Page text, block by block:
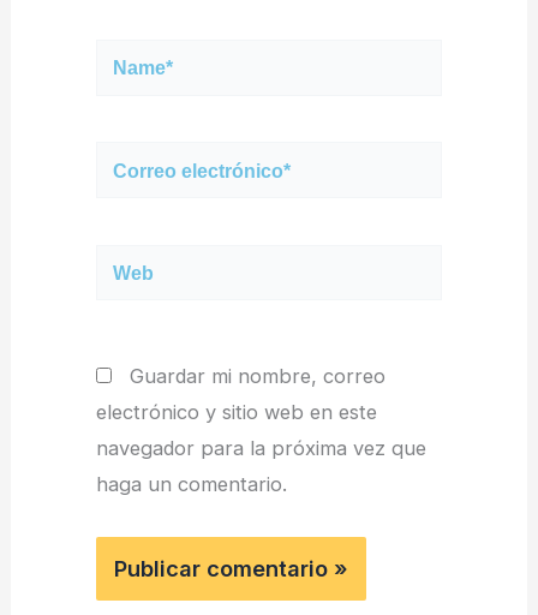
Name*
Correo
Web
Guardar mi nombre, correo
electrónico y sitio web en este
navegador para la próxima vez que
haga un comentario.